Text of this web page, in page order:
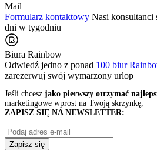
Mail
Formularz kontaktowy Nasi konsultanci
dni w tygodniu
Biura Rainbow
Odwiedź jedno z ponad 100 biur
zarezerwuj swój wymarzony urlop
Jeśli chcesz jako pierwszy otrzymać
marketingowe wprost na Twoją skrzynkę,
ZAPISZ SIĘ NA NEWSLETTER:
Zapisz się